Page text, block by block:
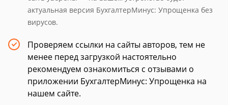
актуальная версия БухгалтерМинус: Упрощенка без
вирусов.
Проверяем ссылки на сайты авторов, тем не
менее перед загрузкой настоятельно
рекомендуем ознакомиться с отзывами о
приложении БухгалтерМинус: Упрощенка на
нашем сайте.